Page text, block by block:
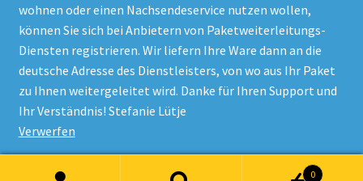
wohnen oder einen Nachsendeservice nutzen wollen,
können Sie sich bei Anbietern von Paketweiterleitungs-
Diensten registrieren. Wir liefern Ihre Ware dann an die
deutsche Adresse des Dienstleisters, von wo aus Ihr Paket
zu Ihnen weitergeleitet wird. Danke für Ihren Support und
Ihr Verständnis! Stefanie Lütje
Verwerfen
© Onlineshop Kinderlino 2026
Datenschutzerklärung
Erstellt mit WooCommerce.
Vertrag widerrufen
Alle Preise inkl. der gesetzlichen MwSt.
0